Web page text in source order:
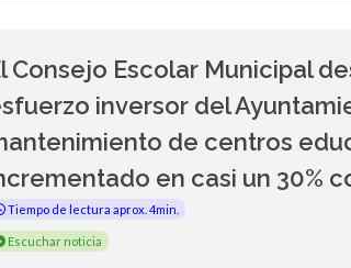
Consejo Escolar Municipal
inversor del
de centros
en casi un 30%
Tiempo de lectura aprox. 4min.
Escuchar noticia